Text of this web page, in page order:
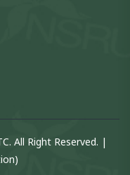
All Right Reserved. |